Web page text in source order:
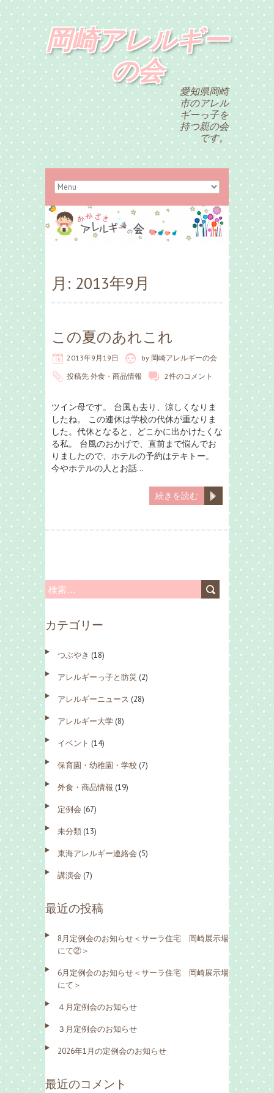
岡崎アレルギー
の会
愛知県岡崎
市のアレル
ギーっ子を
持つ親の会
です。
月: 2013年9月
この夏のあれこれ
2013年9月19日 by 岡崎アレルギーの会
投稿先 外食・商品情報 2件のコメント
ツイン母です。 台風も去り、涼しくなりま
したね。 この連休は学校の代休が重なりま
した。代休となると、どこかに出かけたくな
る私。 台風のおかげで、直前まで悩んでお
りましたので、ホテルの予約はテキトー。
今やホテルの人とお話…
続きを読む
検
カテゴリー
つぶやき (18)
アレルギーっ子と防災 (2)
アレルギーニュース (28)
アレルギー大学 (8)
イベント (14)
保育園・幼稚園・学校 (7)
外食・商品情報 (19)
定例会 (67)
未分類 (13)
東海アレルギー連絡会 (5)
講演会 (7)
最近の投稿
8月定例会のお知らせ＜サーラ住宅 岡崎展示場
にて②＞
6月定例会のお知らせ＜サーラ住宅 岡崎展示場
にて＞
４月定例会のお知らせ
３月定例会のお知らせ
2026年1月の定例会のお知らせ
最近のコメント